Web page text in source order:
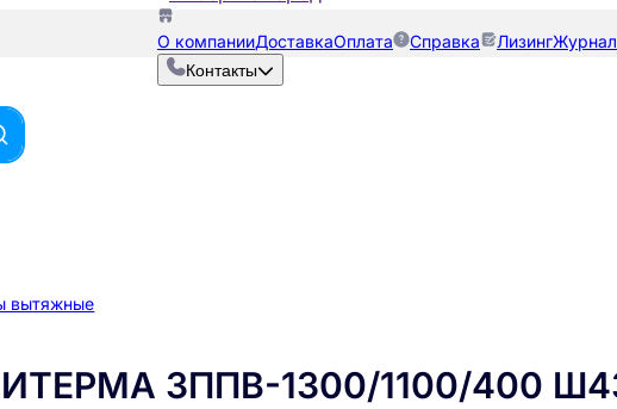
О компанииДоставкаОплата Справка ЛизингЖурнал
Контакты
вытяжные
ИТЕРМА ЗППВ-1300/1100/400